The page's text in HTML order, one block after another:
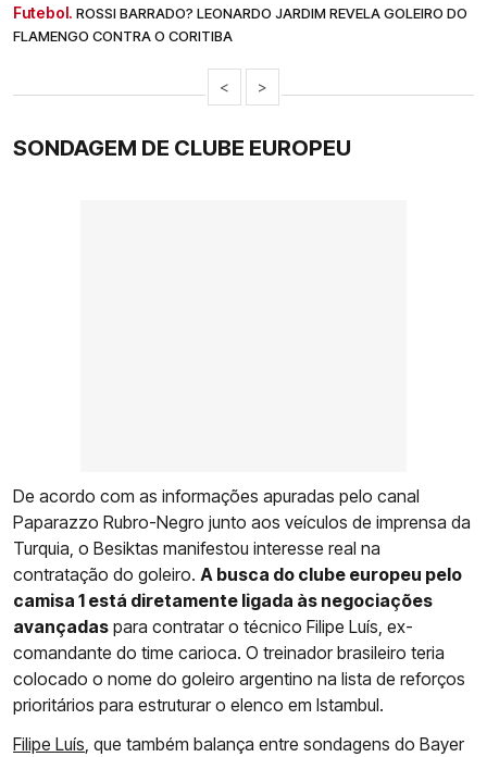
Futebol. ROSSI BARRADO? LEONARDO JARDIM REVELA GOLEIRO DO
FLAMENGO CONTRA O CORITIBA
< >
SONDAGEM DE CLUBE EUROPEU
De acordo com as informações apuradas pelo canal
Paparazzo Rubro-Negro junto aos veículos de imprensa da
Turquia, o Besiktas manifestou interesse real na
contratação do goleiro. A busca do clube europeu pelo
camisa 1 está diretamente ligada às negociações
avançadas para contratar o técnico Filipe Luís, ex-
comandante do time carioca. O treinador brasileiro teria
colocado o nome do goleiro argentino na lista de reforços
prioritários para estruturar o elenco em Istambul.
Filipe Luís, que também balança entre sondagens do Bayer